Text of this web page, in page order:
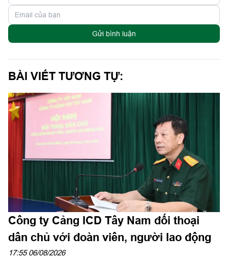
Gửi bình luận
BÀI VIẾT TƯƠNG TỰ:
Công ty Cảng ICD Tây Nam đối thoại
dân chủ với đoàn viên, người lao động
17:55 06/08/2026